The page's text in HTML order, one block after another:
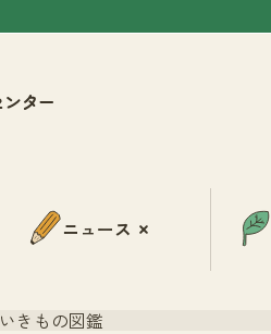
ニュース
いきもの図鑑